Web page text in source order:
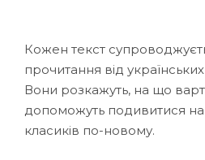
Кожен текст
прочитання від
Вони розкажуть, на що
допоможуть подивитися на
класиків по-новому.